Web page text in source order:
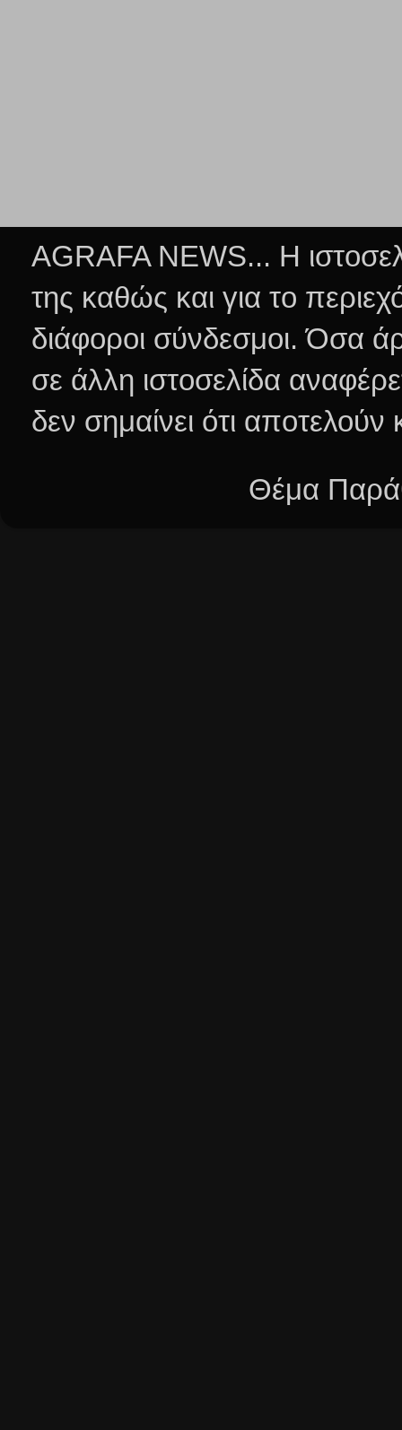
AGRAFA NEWS... Η
της καθώς και για το
διάφοροι σύνδεσμοι.Όσα
σε άλλη ιστοσελίδα
δεν σημαίνει ότι
Θέμα